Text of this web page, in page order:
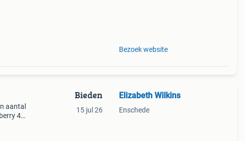
Bezoek website
aantal
4
Bieden
15 jul 26
Elizabeth Wilkins
Enschede